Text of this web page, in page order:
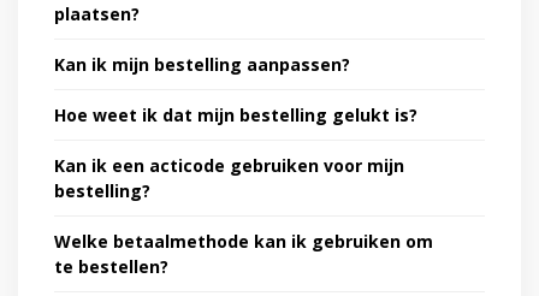
plaatsen?
Kan ik mijn bestelling aanpassen?
Hoe weet ik dat mijn bestelling gelukt is?
Kan ik een acticode gebruiken voor mijn
bestelling?
Welke betaalmethode kan ik gebruiken om
te bestellen?